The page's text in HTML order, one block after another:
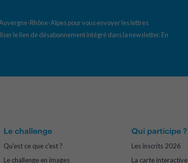
Rhône-Alpes pour vous envoyer les lettres
le lien de désabonnement intégré dans la newsletter. En
Le challenge
Qu'est ce que c'est ?
Le challenge en images
Qui participe ?
Les inscrits 2026
La carte interactive